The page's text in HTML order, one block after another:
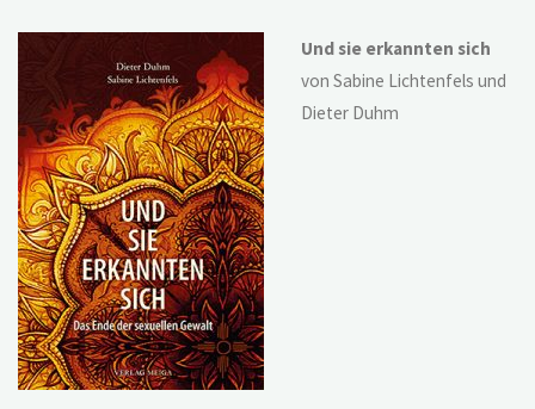
Und sie erkannten sich
von Sabine Lichtenfels und
Dieter Duhm